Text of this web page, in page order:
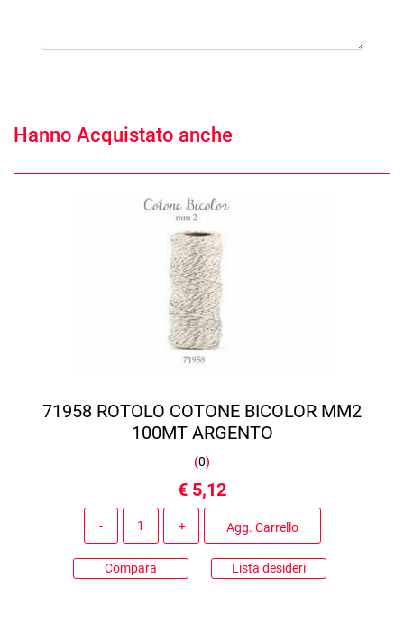
Hanno Acquistato anche
71958 ROTOLO COTONE BICOLOR MM2
100MT ARGENTO
(0)
€ 5,12
Agg. Carrello
Compara Lista desideri